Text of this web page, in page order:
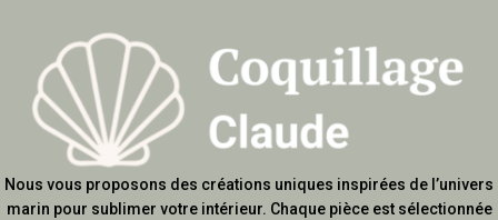
Nous vous proposons des créations uniques inspirées de l’univers
marin pour sublimer votre intérieur. Chaque pièce est sélectionnée